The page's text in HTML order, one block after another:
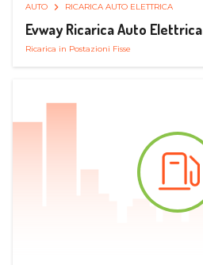
AUTO RICARICA AUTO ELETTRICA
Evway Ricarica Auto Elettrica
Ricarica in Postazioni Fisse